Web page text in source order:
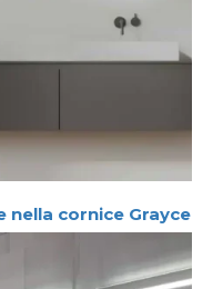
nella cornice Grayce